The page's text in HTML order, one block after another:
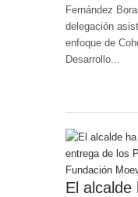
Fernández
delegación
enfoque de
Desarrollo...
El alcalde